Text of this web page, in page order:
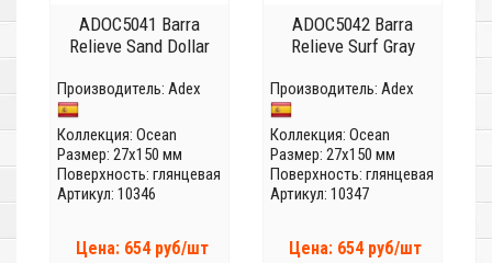
ADOC5041 Barra
Relieve Sand Dollar
Производитель: Adex
Коллекция: Ocean
Размер: 27x150 мм
Поверхность: глянцевая
Артикул: 10346
Цена: 654 руб/шт
ADOC5042 Barra
Relieve Surf Gray
Производитель: Adex
Коллекция: Ocean
Размер: 27x150 мм
Поверхность: глянцевая
Артикул: 10347
Цена: 654 руб/шт